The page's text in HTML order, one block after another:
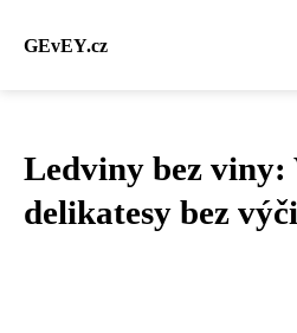
GEvEY.cz
Ledviny bez viny:
delikatesy bez